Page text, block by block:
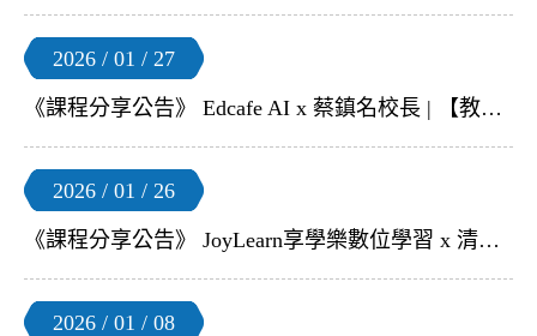
2026 / 01 / 27
《課程分享公告》 Edcafe AI x 蔡鎮名校長 | 【教育版 ChatGPT–Edcafe AI】線上研習
2026 / 01 / 26
《課程分享公告》 JoyLearn享學樂數位學習 x 清大附小柯老師 | 【Chat Everywhere 年前特別應用場】線上研習
2026 / 01 / 08